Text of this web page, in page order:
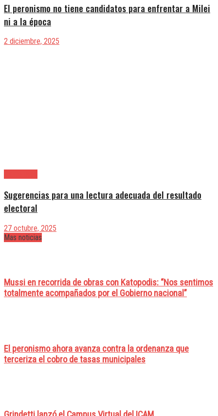
El peronismo no tiene candidatos para enfrentar a Milei
ni a la época
2 diciembre, 2025
Sugerencias para una lectura adecuada del resultado
electoral
27 octubre, 2025
Mas noticias
Mussi en recorrida de obras con Katopodis: “Nos sentimos
totalmente acompañados por el Gobierno nacional”
El peronismo ahora avanza contra la ordenanza que
terceriza el cobro de tasas municipales